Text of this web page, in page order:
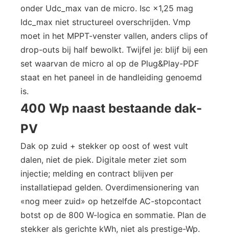
onder Udc_max van de micro. Isc ×1,25 mag
Idc_max niet structureel overschrijden. Vmp
moet in het MPPT-venster vallen, anders clips of
drop-outs bij half bewolkt. Twijfel je: blijf bij een
set waarvan de micro al op de Plug&Play-PDF
staat en het paneel in de handleiding genoemd
is.
400 Wp naast bestaande dak-
PV
Dak op zuid + stekker op oost of west vult
dalen, niet de piek. Digitale meter ziet som
injectie; melding en contract blijven per
installatiepad gelden. Overdimensionering van
«nog meer zuid» op hetzelfde AC-stopcontact
botst op de 800 W-logica en sommatie. Plan de
stekker als gerichte kWh, niet als prestige-Wp.